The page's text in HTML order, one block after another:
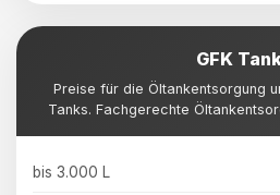
GFK
Preise für die Öltankentsorgung
Tanks. Fachgerechte
bis 3.000 L